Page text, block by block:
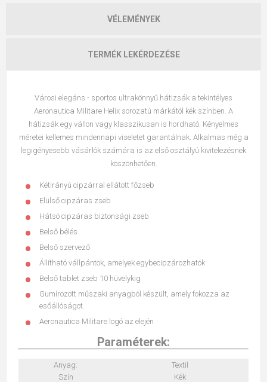
VÉLEMÉNYEK
TERMÉK LEKÉRDEZÉSE
Városi elegáns - sportos ultrakönnyű hátizsák a tekintélyes
Aeronautica Militare Helix sorozatú márkától kék színben. A
hátizsák egy vállon vagy klasszikusan is hordható. Kényelmes
méretei kellemes mindennapi viseletet garantálnak. Alkalmas még a
legigényesebb vásárlók számára is az első osztályú kivitelezésnek
köszönhetően.
Kétirányú cipzárral ellátott főzseb
Elülső cipzáras zseb
Hátsó cipzáras biztonsági zseb
Belső bélés
Belső szervező
Állítható vállpántok, amelyek egybecipzározhatók
Belső tablet zseb 10 hüvelykig
Gumírozott műszaki anyagból készült, amely fokozza az
esőállóságot.
Aeronautica Militare logó az elején
Paraméterek:
Anyag:
Textil
Szín
Kék